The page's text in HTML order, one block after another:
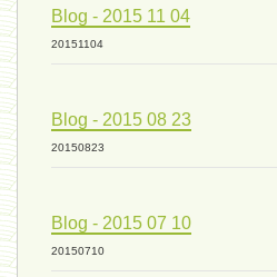
mode de production industriel 01 -
Blog - 2015 11 04
20151104
Blog - 2015 08 23
20150823
Blog - 2015 07 10
20150710